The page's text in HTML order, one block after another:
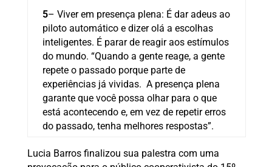
5– Viver em presença plena: É dar adeus ao
piloto automático e dizer olá a escolhas
inteligentes. É parar de reagir aos estímulos
do mundo. “Quando a gente reage, a gente
repete o passado porque parte de
experiências já vividas. A presença plena
garante que você possa olhar para o que
está acontecendo e, em vez de repetir erros
do passado, tenha melhores respostas”.
Lucia Barros finalizou sua palestra com uma